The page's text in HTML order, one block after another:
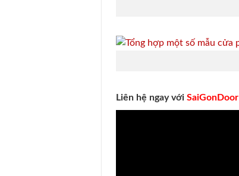
Liên hệ ngay vớiSaiGonDoor